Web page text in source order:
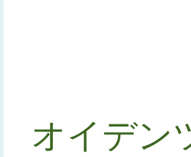
オイデン